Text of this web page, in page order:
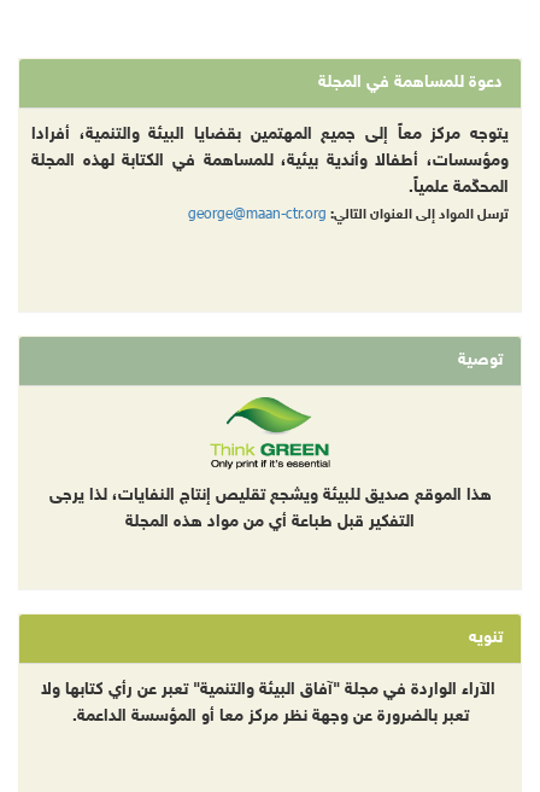
دعوة للمساهمة في المجلة
يتوجه مركز معاً إلى جميع المهتمين بقضايا البيئة والتنمية، أفرادا
ومؤسسات، أطفالا وأندية بيئية، للمساهمة في الكتابة لهذه المجلة
المحكّمة علمياً.
ترسل المواد إلى العنوان التالي: george@maan-ctr.org
توصية
هذا الموقع صديق للبيئة ويشجع تقليص إنتاج النفايات، لذا يرجى
التفكير قبل طباعة أي من مواد هذه المجلة
تنويه
الآراء الواردة في مجلة "آفاق البيئة والتنمية" تعبر عن رأي كتابها ولا
تعبر بالضرورة عن وجهة نظر مركز معا أو المؤسسة الداعمة.